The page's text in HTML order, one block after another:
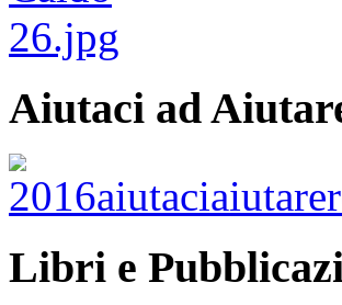
Aiutaci ad
Libri e